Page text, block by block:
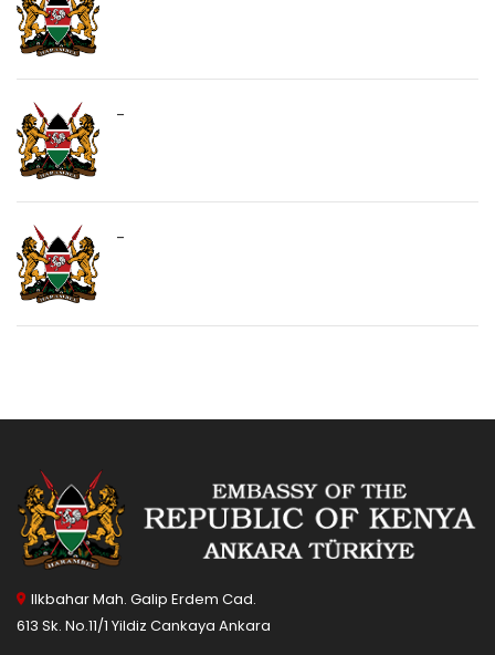
-
-
Ilkbahar Mah. Galip Erdem Cad.
613 Sk. No.11/1 Yildiz Cankaya Ankara